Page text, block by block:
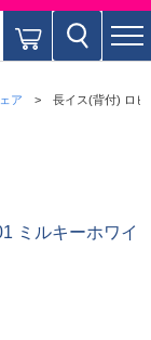
ア 長イス(背付) ロビ
ミルキーホワイ